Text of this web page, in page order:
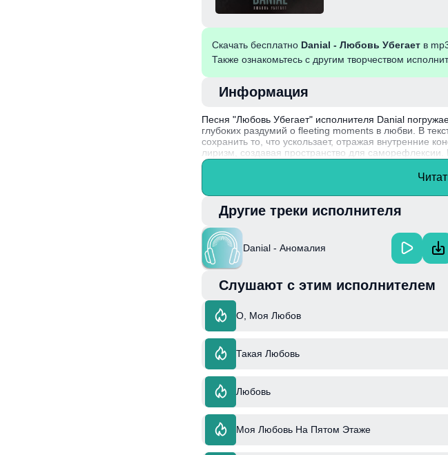
Скачать бесплатно Danial - Любовь Убегает в
Также ознакомьтесь с другим творчеством
Информация
Песня "Любовь Убегает" исполнителя Danial
глубоких раздумий о fleeting moments в любви. В
сохранить то, что ускользает, отражая внутренние
лиризм, создавая пространство для саморефлексии.
отношениях делает трек актуальным для многих
известный своим уникальным стилем, доказал, что
Другие треки исполнителя
Danial - Аномалия
Слушают с этим исполнителем
О, Моя Любов
Такая Любовь
Любовь
Моя Любовь На Пятом Этаже